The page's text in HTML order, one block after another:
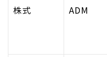
株式 ADM